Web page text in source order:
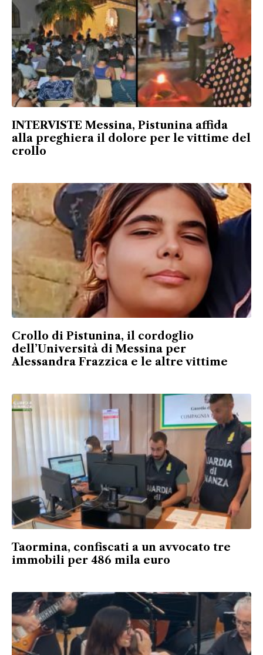
INTERVISTE Messina, Pistunina affida
alla preghiera il dolore per le vittime del
crollo
Crollo di Pistunina, il cordoglio
dell’Università di Messina per
Alessandra Frazzica e le altre vittime
Taormina, confiscati a un avvocato tre
immobili per 486 mila euro